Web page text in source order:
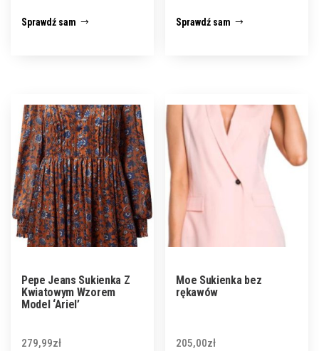
Sprawdź sam Sprawdź sam
Pepe Jeans Sukienka Z
Kwiatowym Wzorem
Model ‘Ariel’
279,99zł
Moe Sukienka bez
rękawów
205,00zł